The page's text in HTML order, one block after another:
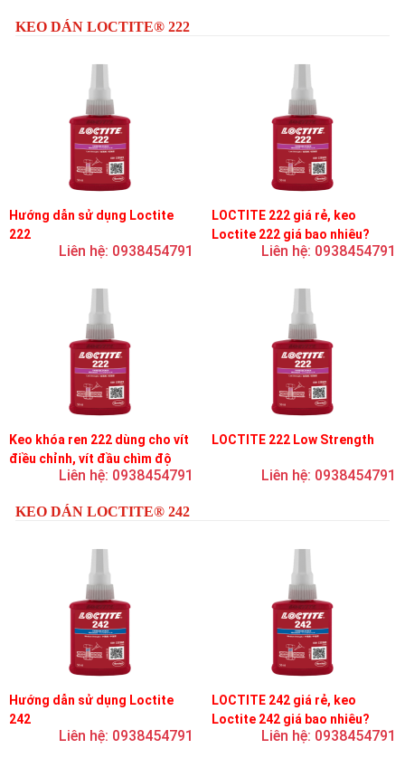
KEO DÁN LOCTITE® 222
Hướng dẫn sử dụng Loctite
222
Liên hệ: 0938454791
LOCTITE 222 giá rẻ, keo
Loctite 222 giá bao nhiêu?
Liên hệ: 0938454791
Keo khóa ren 222 dùng cho vít
điều chỉnh, vít đầu chìm độ
bền thấpLiên hệ: 0938454791
LOCTITE 222 Low Strength
Liên hệ: 0938454791
KEO DÁN LOCTITE® 242
Hướng dẫn sử dụng Loctite
242
Liên hệ: 0938454791
LOCTITE 242 giá rẻ, keo
Loctite 242 giá bao nhiêu?
Liên hệ: 0938454791